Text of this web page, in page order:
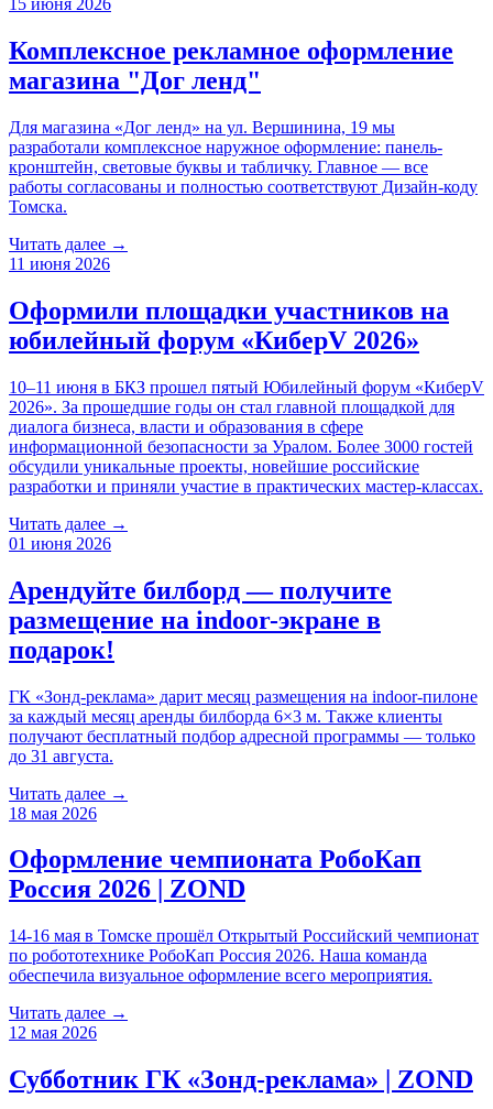
15 июня 2026
Комплексное рекламное оформление
магазина "Дог ленд"
Для магазина «Дог ленд» на ул. Вершинина, 19 мы
разработали комплексное наружное оформление: панель-
кронштейн, световые буквы и табличку. Главное — все
работы согласованы и полностью соответствуют Дизайн-коду
Томска.
Читать далее →
11 июня 2026
Оформили площадки участников на
юбилейный форум «КиберV 2026»
10–11 июня в БКЗ прошел пятый Юбилейный форум «КиберV
2026». За прошедшие годы он стал главной площадкой для
диалога бизнеса, власти и образования в сфере
информационной безопасности за Уралом. Более 3000 гостей
обсудили уникальные проекты, новейшие российские
разработки и приняли участие в практических мастер-классах.
Читать далее →
01 июня 2026
Арендуйте билборд — получите
размещение на indoor-экране в
подарок!
ГК «Зонд-реклама» дарит месяц размещения на indoor-пилоне
за каждый месяц аренды билборда 6×3 м. Также клиенты
получают бесплатный подбор адресной программы — только
до 31 августа.
Читать далее →
18 мая 2026
Оформление чемпионата РобоКап
Россия 2026 | ZOND
14-16 мая в Томске прошёл Открытый Российский чемпионат
по робототехнике РобоКап Россия 2026. Наша команда
обеспечила визуальное оформление всего мероприятия.
Читать далее →
12 мая 2026
Субботник ГК «Зонд-реклама» | ZOND